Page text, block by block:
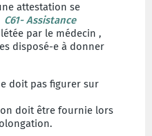
attestation se
C61- Assistance
par le médecin ,
disposé-e à donner
doit pas figurer sur
doit être fournie lors